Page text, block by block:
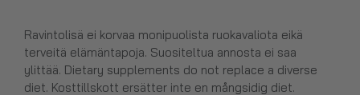
Ravintolisä ei korvaa monipuolista ruokavaliota eikä
terveitä elämäntapoja. Suositeltua annosta ei saa
ylittää. Dietary supplements do not replace a diverse
diet. Kosttillskott ersätter inte en mångsidig diet.